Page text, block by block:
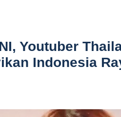
Youtuber
Indonesia